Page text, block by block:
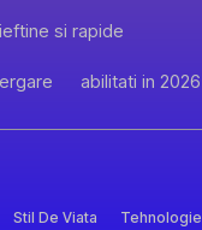
si rapide
abilitati in 2026
Stil De Viata Tehnologie